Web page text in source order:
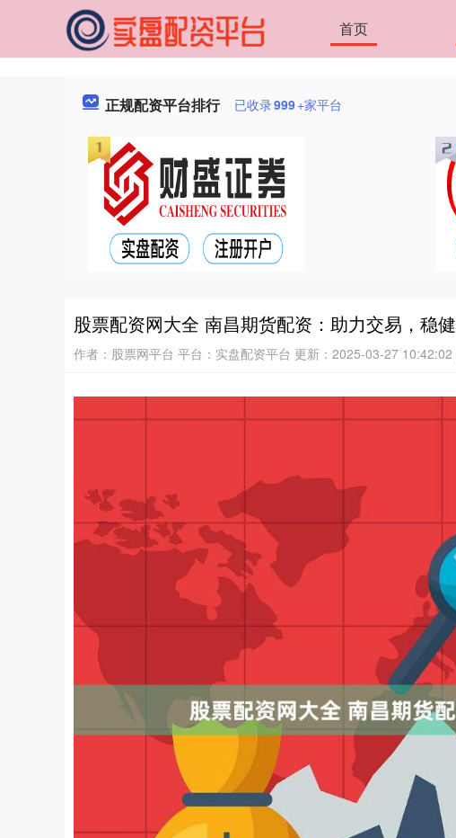
首页
正规配资平台排行 已收录999+家平台
股票配资网大全 南昌期货配资：助力交易，稳
作者：股票网平台 平台：实盘配资平台 更新：2025-03-27 10:42:02